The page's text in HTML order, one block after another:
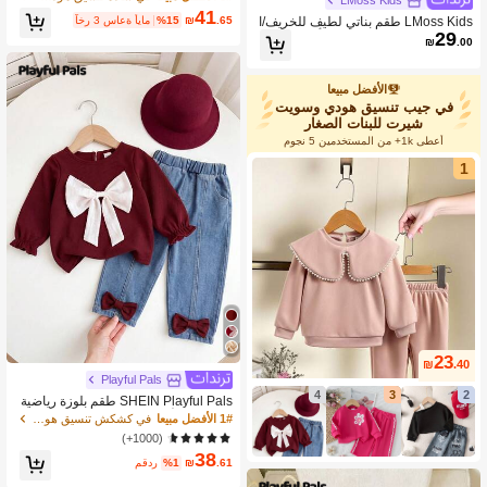
LMoss Kids طقم بناتي لطيف للخريف/ا
لشتاء، بلوزة رياضية صفراء بأكمام طويلة
₪29.00
الأفضل مبيعا
في جيب تنسيق هودي وسويت
شيرت للبنات الصغار
أعطى 1k+ من المستخدمين 5 نجوم
1
₪23.40
2
3
4
راجلان وياقة مستديرة مع فيونكة، وبنطال
جينز بخصر مطاطي وساق مستقيمة فضف
لي الربيع والخريف
₪41.65
%15 آخر 3 ساعة أيام
Playful Pals
SHEIN Playful Pals طقم بلوزة رياضية
وبنطلون للأطفال البنات، بياقة دائرية وزخ
رفة فيونكة، موسم الخريف
1# الأفضل مبيعا
(1000+)
₪38.61
%1 مقدر